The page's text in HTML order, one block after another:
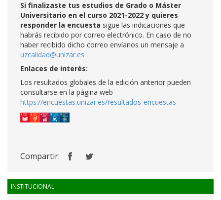
Si finalizaste tus estudios de Grado o Máster
Universitario en el curso 2021-2022 y quieres
responder la encuesta sigue las indicaciones que
habrás recibido por correo electrónico. En caso de no
haber recibido dicho correo envíanos un mensaje a
uzcalidad@unizar.es
Enlaces de interés:
Los resultados globales de la edición anterior pueden
consultarse en la página web
https://encuestas.unizar.es/resultados-encuestas
Compartir:
INSTITUCIONAL